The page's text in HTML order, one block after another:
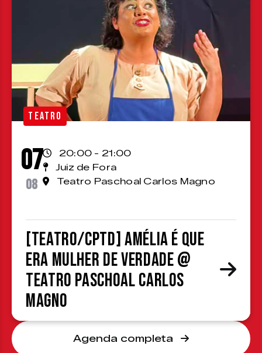
TEATRO
07
08
20:00 - 21:00
Juiz de Fora
Teatro Paschoal Carlos Magno
[TEATRO/CPTD] Amélia é que
era mulher de verdade @
Teatro Paschoal Carlos
Magno
Agenda completa